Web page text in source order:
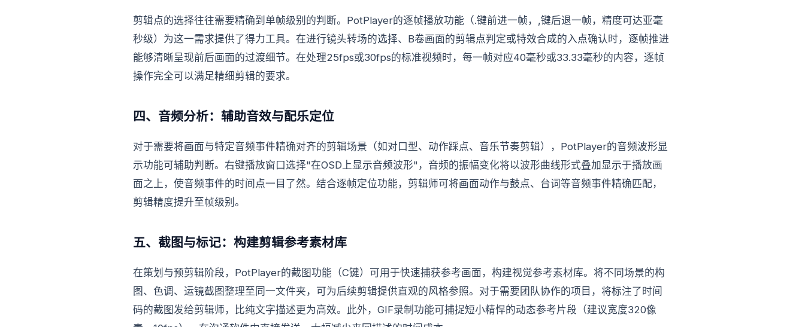
剪辑点的选择往往需要精确到单帧级别的判断。PotPlayer的逐帧播放功能（.键前进一帧，,键后退一帧，精度可达亚毫
秒级）为这一需求提供了得力工具。在进行镜头转场的选择、B卷画面的剪辑点判定或特效合成的入点确认时，逐帧推进
能够清晰呈现前后画面的过渡细节。在处理25fps或30fps的标准视频时，每一帧对应40毫秒或33.33毫秒的内容，逐帧
操作完全可以满足精细剪辑的要求。
四、音频分析：辅助音效与配乐定位
对于需要将画面与特定音频事件精确对齐的剪辑场景（如对口型、动作踩点、音乐节奏剪辑），PotPlayer的音频波形显
示功能可辅助判断。右键播放窗口选择"在OSD上显示音频波形"，音频的振幅变化将以波形曲线形式叠加显示于播放画
面之上，使音频事件的时间点一目了然。结合逐帧定位功能，剪辑师可将画面动作与鼓点、台词等音频事件精确匹配，
剪辑精度提升至帧级别。
五、截图与标记：构建剪辑参考素材库
在策划与预剪辑阶段，PotPlayer的截图功能（C键）可用于快速捕获参考画面，构建视觉参考素材库。将不同场景的构
图、色调、运镜截图整理至同一文件夹，可为后续剪辑提供直观的风格参照。对于需要团队协作的项目，将标注了时间
码的截图发给剪辑师，比纯文字描述更为高效。此外，GIF录制功能可捕捉短小精悍的动态参考片段（建议宽度320像